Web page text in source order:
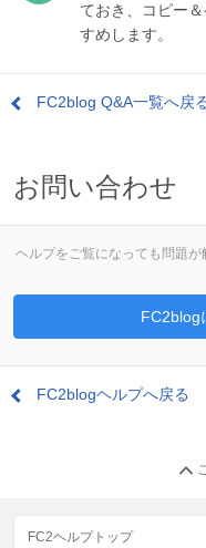
ておき、コピー
すめします。
FC2blog Q&A一覧へ戻
お問い合わせ
ヘルプをご覧になっても問題
FC2blog
FC2blogヘルプへ戻る
FC2ヘルプトップ